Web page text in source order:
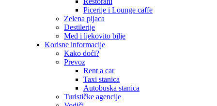
Picerije i Lounge caffe
Zelena pijaca
Destilerije
Med i ljekovito bilje
Korisne informacije
Kako doći?
Prevoz
Rent a car
Taxi stanica
Autobuska stanica
Turističke agencije